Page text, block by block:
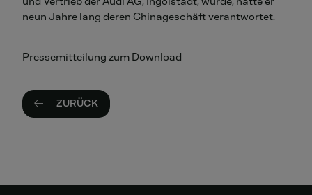
neun Jahre lang deren Chinageschäft verantwortet.
Pressemitteilung zum Download
ZURÜCK